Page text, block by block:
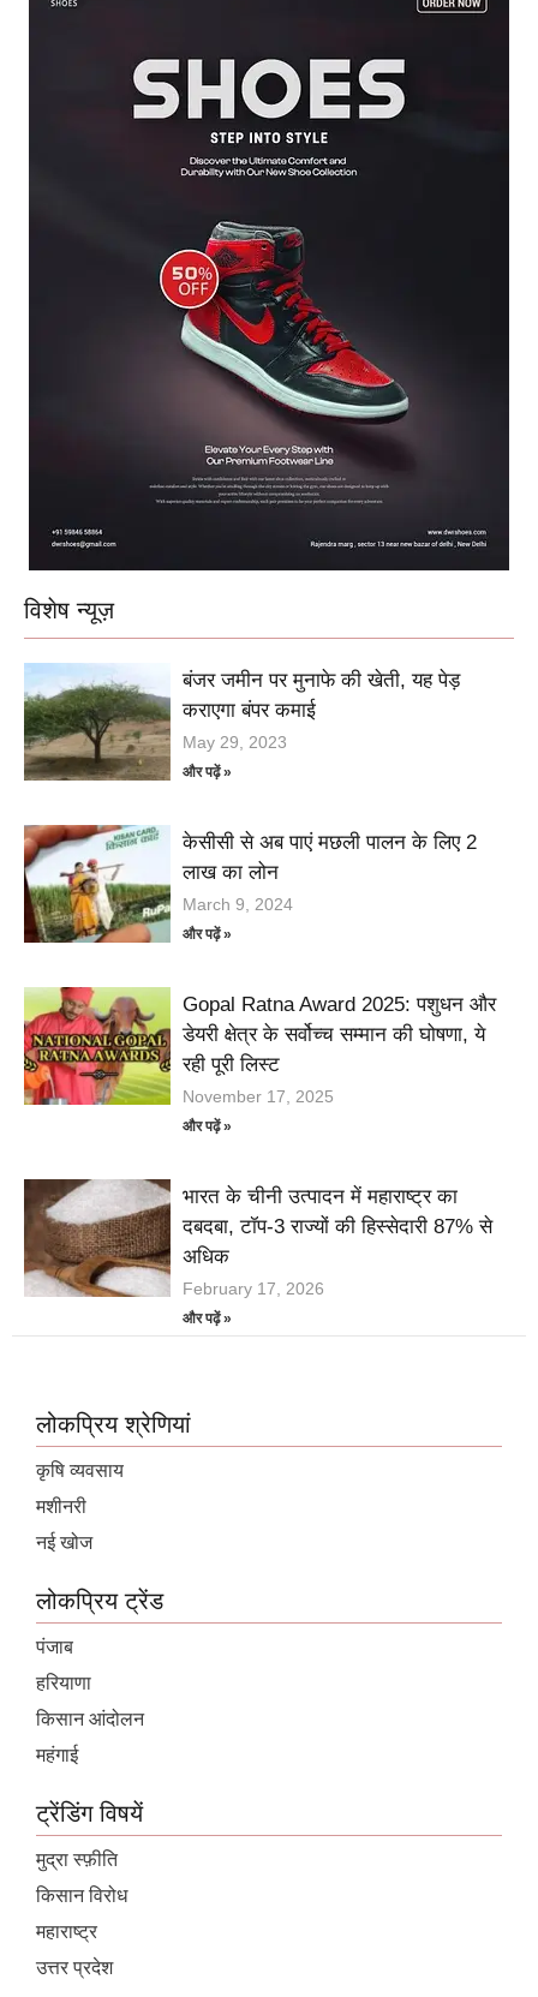
विशेष न्यूज़
बंजर जमीन पर मुनाफे की खेती, यह पेड़
कराएगा बंपर कमाई
May 29, 2023
और पढ़ें »
केसीसी से अब पाएं मछली पालन के लिए 2
लाख का लोन
March 9, 2024
और पढ़ें »
Gopal Ratna Award 2025: पशुधन और
डेयरी क्षेत्र के सर्वोच्च सम्मान की घोषणा, ये
रही पूरी लिस्ट
November 17, 2025
और पढ़ें »
भारत के चीनी उत्पादन में महाराष्ट्र का
दबदबा, टॉप-3 राज्यों की हिस्सेदारी 87% से
अधिक
February 17, 2026
और पढ़ें »
लोकप्रिय श्रेणियां
कृषि व्यवसाय
मशीनरी
नई खोज
लोकप्रिय ट्रेंड
पंजाब
हरियाणा
किसान आंदोलन
महंगाई
ट्रेंडिंग विषयें
मुद्रा स्फ़ीति
किसान विरोध
महाराष्ट्र
उत्तर प्रदेश